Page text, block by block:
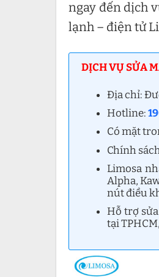
ngay đến dịch
lạnh – điện tử
DỊCH VỤ SỬA
Địa chỉ:
Hotline:
Có mặt
Chính
Limosa
Alpha,
nút điều
Hỗ trợ
tại